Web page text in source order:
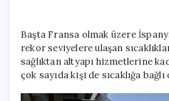
Başta Fransa olmak üzere
rekor seviyelere ulaşan
sağlıktan altyapı hizmetlerine
çok sayıda kişi de sıcaklığa